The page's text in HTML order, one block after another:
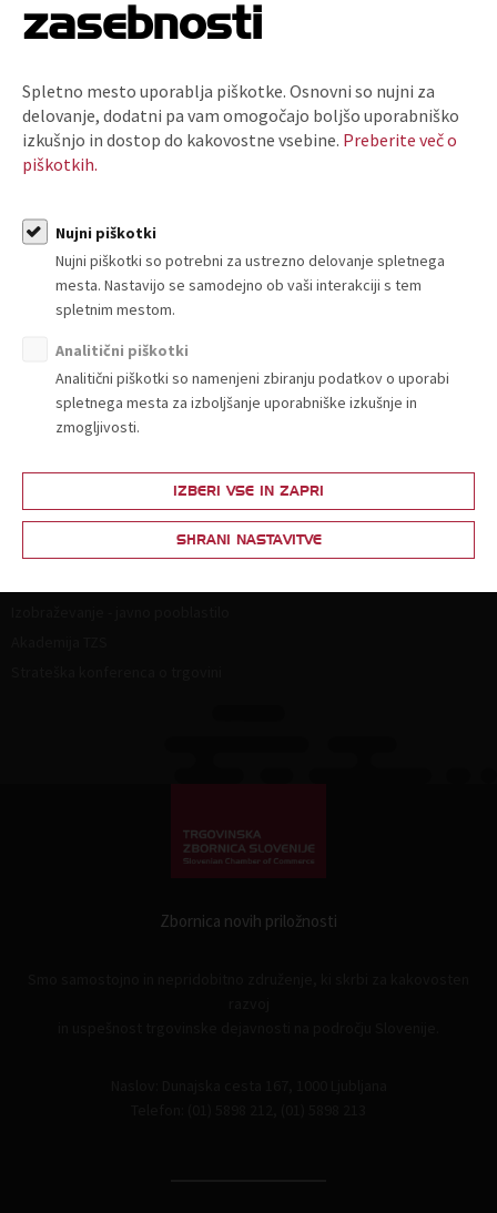
Principi in področja delovanja
Zaposlitev
Politika zasebnosti
Kodeks za zmanjšanje prodaje plastičnih nosilnih vrečk
Članstvo
Zakaj postati član?
Lestvica za določitev članarine
Ponudba in povpraševanje
Partnerski programi
Vsebine za člane
Neživila
Zbornica novih priložnosti
zasebnosti
Spletno mesto uporablja piškotke. Osnovni so nujni za
delovanje, dodatni pa vam omogočajo boljšo uporabniško
izkušnjo in dostop do kakovostne vsebine. Preberite več o
piškotkih.
Nujni piškotki
Nujni piškotki so potrebni za ustrezno delovanje spletnega
mesta. Nastavijo se samodejno ob vaši interakciji s tem
spletnim mestom.
Analitični piškotki
Analitični piškotki so namenjeni zbiranju podatkov o uporabi
spletnega mesta za izboljšanje uporabniške izkušnje in
zmogljivosti.
IZBERI VSE IN ZAPRI
SHRANI NASTAVITVE